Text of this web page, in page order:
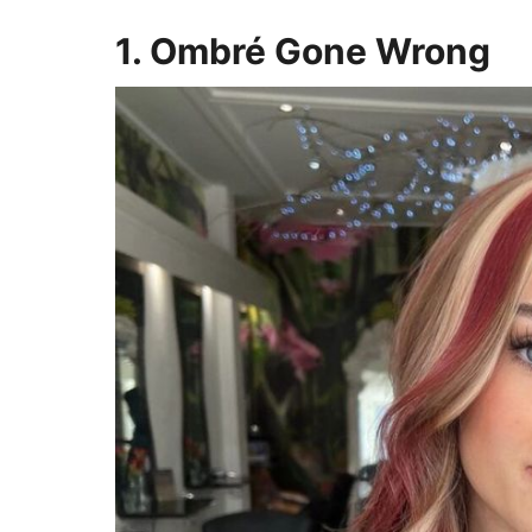
1. Ombré Gone Wrong